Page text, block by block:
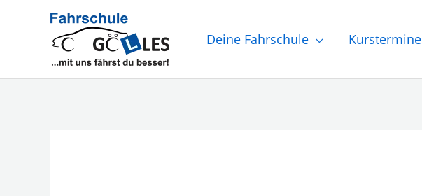
Deine Fahrschule Kurstermine